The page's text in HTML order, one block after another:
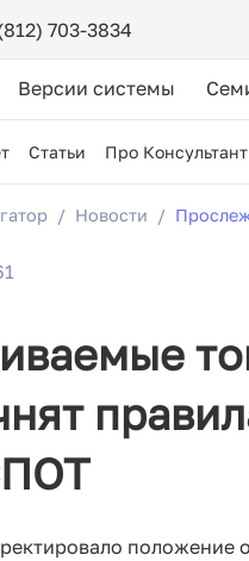
703-3834
Версии системы
Статьи Про
Новости